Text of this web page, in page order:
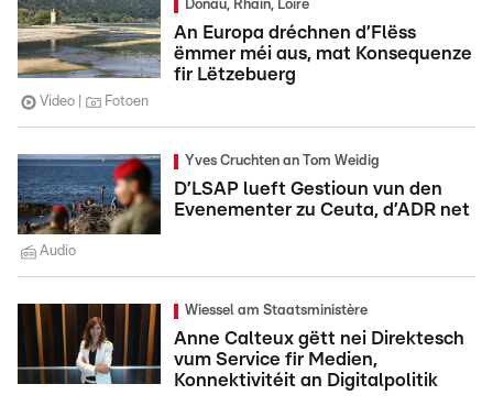
Donau, Rhäin, Loire
An Europa dréchnen d’Flëss
ëmmer méi aus, mat Konsequenze
fir Lëtzebuerg
Video Fotoen
Yves Cruchten an Tom Weidig
D’LSAP lueft Gestioun vun den
Evenementer zu Ceuta, d’ADR net
Audio
Wiessel am Staatsministère
Anne Calteux gëtt nei Direktesch
vum Service fir Medien,
Konnektivitéit an Digitalpolitik